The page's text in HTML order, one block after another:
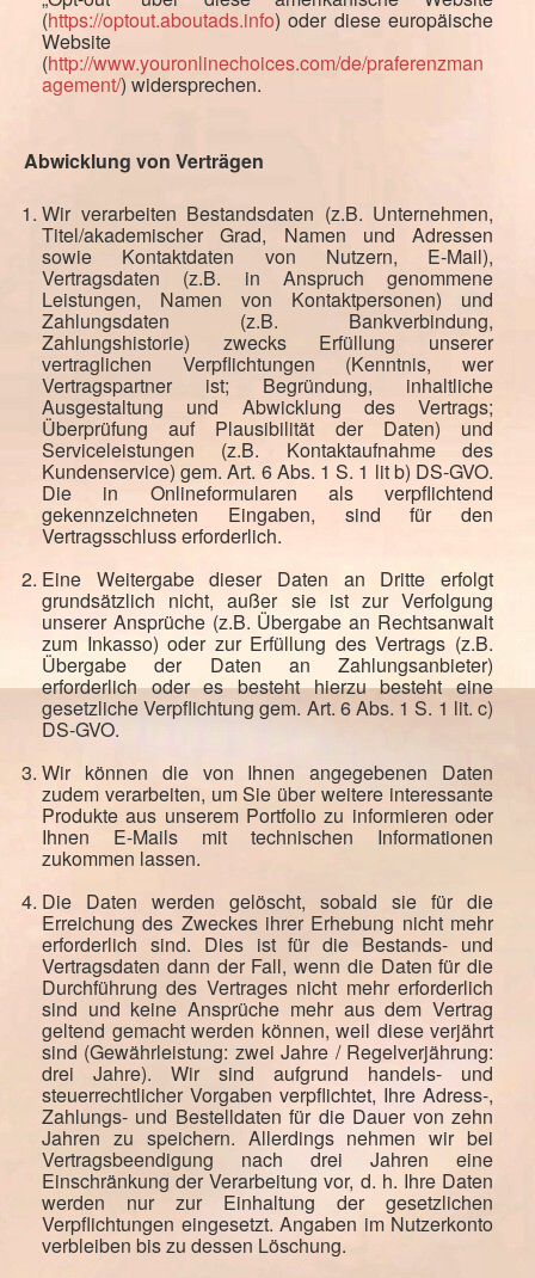
(https://optout.aboutads.info) oder diese europäische
Website
(http://www.youronlinechoices.com/de/praferenzman
agement/) widersprechen.
Abwicklung von Verträgen
Wir verarbeiten Bestandsdaten (z.B. Unternehmen,
Titel/akademischer Grad, Namen und Adressen
sowie Kontaktdaten von Nutzern, E-Mail),
Vertragsdaten (z.B. in Anspruch genommene
Leistungen, Namen von Kontaktpersonen) und
Zahlungsdaten (z.B. Bankverbindung,
Zahlungshistorie) zwecks Erfüllung unserer
vertraglichen Verpflichtungen (Kenntnis, wer
Vertragspartner ist; Begründung, inhaltliche
Ausgestaltung und Abwicklung des Vertrags;
Überprüfung auf Plausibilität der Daten) und
Serviceleistungen (z.B. Kontaktaufnahme des
Kundenservice) gem. Art. 6 Abs. 1 S. 1 lit b) DS-GVO.
Die in Onlineformularen als verpflichtend
gekennzeichneten Eingaben, sind für den
Vertragsschluss erforderlich.
Eine Weitergabe dieser Daten an Dritte erfolgt
grundsätzlich nicht, außer sie ist zur Verfolgung
unserer Ansprüche (z.B. Übergabe an Rechtsanwalt
zum Inkasso) oder zur Erfüllung des Vertrags (z.B.
Übergabe der Daten an Zahlungsanbieter)
erforderlich oder es besteht hierzu besteht eine
gesetzliche Verpflichtung gem. Art. 6 Abs. 1 S. 1 lit. c)
DS-GVO.
Wir können die von Ihnen angegebenen Daten
zudem verarbeiten, um Sie über weitere interessante
Produkte aus unserem Portfolio zu informieren oder
Ihnen E-Mails mit technischen Informationen
zukommen lassen.
Die Daten werden gelöscht, sobald sie für die
Erreichung des Zweckes ihrer Erhebung nicht mehr
erforderlich sind. Dies ist für die Bestands- und
Vertragsdaten dann der Fall, wenn die Daten für die
Durchführung des Vertrages nicht mehr erforderlich
sind und keine Ansprüche mehr aus dem Vertrag
geltend gemacht werden können, weil diese verjährt
sind (Gewährleistung: zwei Jahre / Regelverjährung:
drei Jahre). Wir sind aufgrund handels- und
steuerrechtlicher Vorgaben verpflichtet, Ihre Adress-,
Zahlungs- und Bestelldaten für die Dauer von zehn
Jahren zu speichern. Allerdings nehmen wir bei
Vertragsbeendigung nach drei Jahren eine
Einschränkung der Verarbeitung vor, d. h. Ihre Daten
werden nur zur Einhaltung der gesetzlichen
Verpflichtungen eingesetzt. Angaben im Nutzerkonto
verbleiben bis zu dessen Löschung.